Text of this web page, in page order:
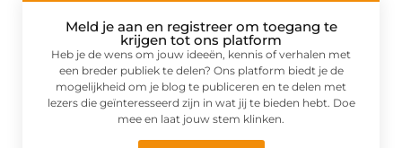
Meld je aan en registreer om toegang te
krijgen tot ons platform
Heb je de wens om jouw ideeën, kennis of verhalen met
een breder publiek te delen? Ons platform biedt je de
mogelijkheid om je blog te publiceren en te delen met
lezers die geïnteresseerd zijn in wat jij te bieden hebt. Doe
mee en laat jouw stem klinken.